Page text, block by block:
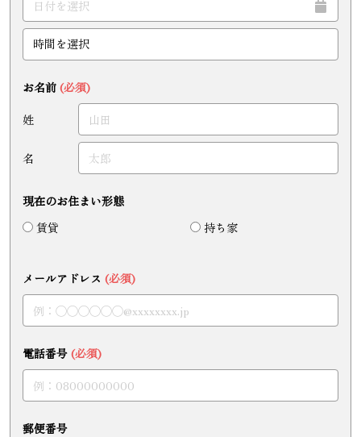
お名前 (必須)
姓
名
現在のお住まい形態
賃貸
持ち家
メールアドレス (必須)
電話番号 (必須)
郵便番号